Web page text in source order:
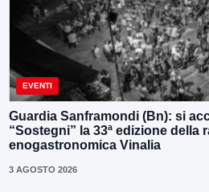
EVENTI
Guardia Sanframondi (Bn): si
“Sostegni” la 33ª edizione della
enogastronomica Vinalia
3 AGOSTO 2026